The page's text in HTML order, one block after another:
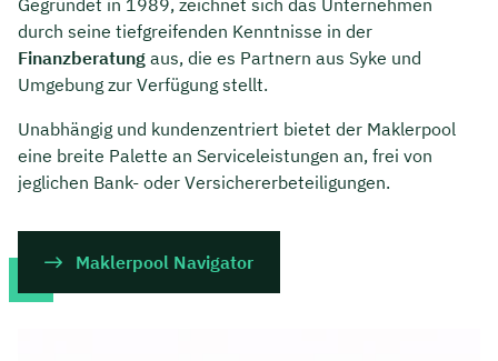
Kontakt
Gegründet in 1989, zeichnet sich das Unternehmen
durch seine tiefgreifenden Kenntnisse in der
Finanzberatung aus, die es Partnern aus Syke und
Umgebung zur Verfügung stellt.
Unabhängig und kundenzentriert bietet der Maklerpool
eine breite Palette an Serviceleistungen an, frei von
jeglichen Bank- oder Versichererbeteiligungen.
Maklerpool Navigator